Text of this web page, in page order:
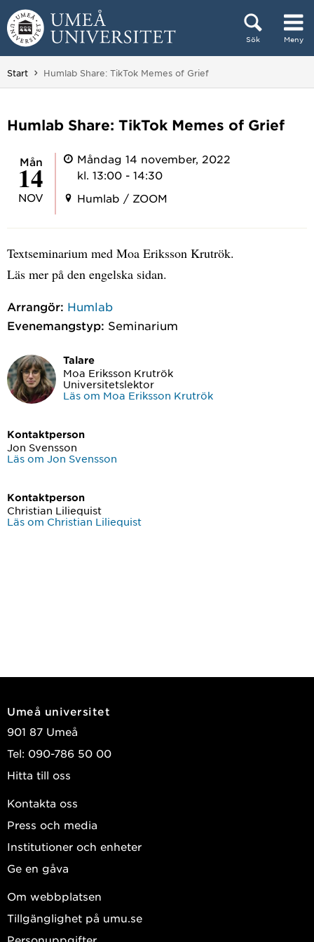
Hoppa direkt till innehållet
Sök Meny
Huvudmenyn dold.
Start Du är här:
Humlab Share: TikTok Memes of Grief
Humlab Share: TikTok Memes of Grief
mån
14
NOV
Måndag 14 november, 2022
kl. 13:00 - 14:30
Humlab / ZOOM
Textseminarium med Moa Eriksson Krutrök.
Läs mer på den engelska sidan.
Arrangör: Humlab
Evenemangstyp: Seminarium
Talare
Moa Eriksson Krutrök
Universitetslektor
Läs om Moa Eriksson Krutrök
Kontaktperson
Jon Svensson
Läs om Jon Svensson
Kontaktperson
Christian Liliequist
Läs om Christian Liliequist
Umeå universitet
901 87 Umeå
Tel: 090-786 50 00
Hitta till oss
Kontakta oss
Press och media
Institutioner och enheter
Ge en gåva
Om webbplatsen
Tillgänglighet på umu.se